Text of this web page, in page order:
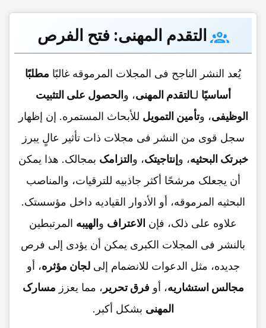
التقدم المهنی: فتح الفرص
یُعد النشر الناجح فی المجلات المرموقه غالبًا مطلبًا
أساسیًا لـالتقدم المهنی، و الحصول على التثبیت
الوظیفی، وتأمین التمویل للأبحاث المستمره. إن إظهار
سجل قوی من النشر فی مجلات ذات تأثیر عالٍ یبرز
خبرتک البحثیه، و إنتاجیتک، و التزامک بمجالک. هذا یمکن
أن یجعلک مرشحًا أکثر جاذبیه للترقیات، والمناصب
البحثیه المرموقه، أو الأدوار القیادیه داخل مؤسستک.
علاوه على ذلک، فإن الاعتراف و الهیبه المرتبطین
بالنشر فی المجلات الکبرى یمکن أن یؤدی إلى فرص
جدیده، مثل الدعوات للانضمام إلىلجان مؤثره، أو
مجالس استشاریه، أو فرق تحریر ، مما یعزز مسارک
المهنی بشکل أکبر.